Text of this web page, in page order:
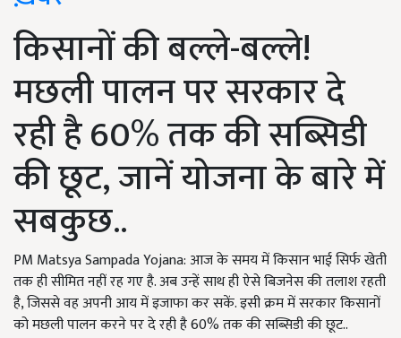
किसानों की बल्ले-बल्ले!
मछली पालन पर सरकार दे
रही है 60% तक की सब्सिडी
की छूट, जानें योजना के बारे में
सबकुछ..
PM Matsya Sampada Yojana: आज के समय में किसान भाई सिर्फ खेती
तक ही सीमित नहीं रह गए है. अब उन्हें साथ ही ऐसे बिजनेस की तलाश रहती
है, जिससे वह अपनी आय में इजाफा कर सकें. इसी क्रम में सरकार किसानों
को मछली पालन करने पर दे रही है 60% तक की सब्सिडी की छूट..